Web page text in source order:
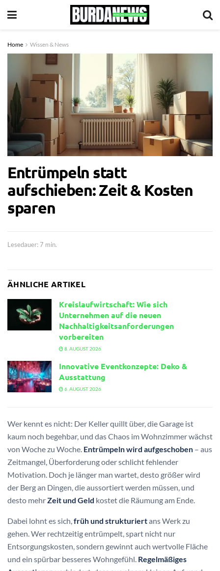
Home Wissen & News
Entrümpeln statt
aufschieben: Zeit & Kosten
sparen
Lesedauer: 7 min.
ÄHNLICHE ARTIKEL
Kreislaufwirtschaft: Wie sich
Unternehmen auf die neuen
Nachhaltigkeitsanforderungen
vorbereiten
8. AUGUST 2026
Innovative Eventkonzepte: Deko &
Ausstattung
6. AUGUST 2026
Wer kennt es nicht: Der Keller quillt über, die Garage ist
kaum noch begehbar, und das Chaos im Wohnzimmer wächst
von Woche zu Woche. Entrümpeln wird aufgeschoben – aus
Zeitmangel, Überforderung oder schlicht fehlender
Motivation. Doch je länger man wartet, desto größer wird
der Berg an Dingen, die aussortiert werden müssen, und
desto mehrZeit und Geld kostet die Räumung am Ende.
Dabei lohnt es sich,früh und strukturiertans Werk zu
gehen. Wer rechtzeitig entrümpelt, spart nicht nur
Entsorgungskosten, sondern gewinnt auch wertvolle Fläche
und ein spürbar besseres Wohngefühl. Regelmäßiges